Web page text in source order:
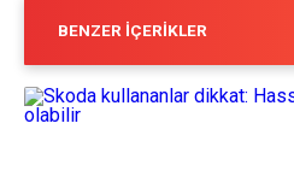
BENZER İÇERIKLER